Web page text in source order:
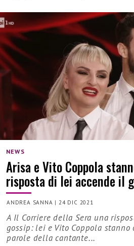
NEWS
Arisa e Vito Coppola
risposta di lei accende il
ANDREA SANNA |24 DIC 2021
A Il Corriere della Sera una
gossip: lei e Vito Coppola stanno
parole della cantante...